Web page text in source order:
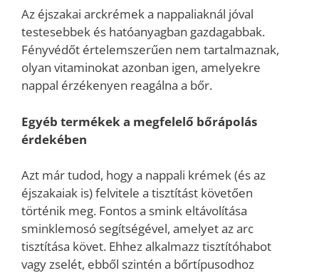
Az éjszakai arckrémek a nappaliaknál jóval
testesebbek és hatóanyagban gazdagabbak.
Fényvédőt értelemszerűen nem tartalmaznak,
olyan vitaminokat azonban igen, amelyekre
nappal érzékenyen reagálna a bőr.
Egyéb termékek a megfelelő bőrápolás
érdekében
Azt már tudod, hogy a nappali krémek (és az
éjszakaiak is) felvitele a tisztítást követően
történik meg. Fontos a smink eltávolítása
sminklemosó segítségével, amelyet az arc
tisztítása követ. Ehhez alkalmazz tisztítóhabot
vagy zselét, ebből szintén a bőrtípusodhoz